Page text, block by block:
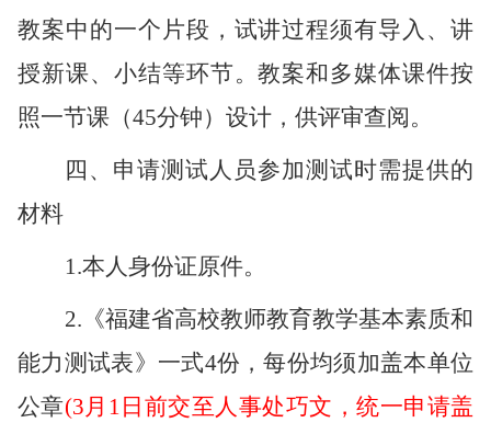
教案中的一个片段，试讲过程须有导入、讲
授新课、小结等环节。教案和多媒体课件按
照一节课（45分钟）设计，供评审查阅。
四、申请测试人员参加测试时需提供的
材料
1.本人身份证原件。
2.《福建省高校教师教育教学基本素质和
能力测试表》一式4份，每份均须加盖本单位
公章(3月1日前交至人事处巧文，统一申请盖